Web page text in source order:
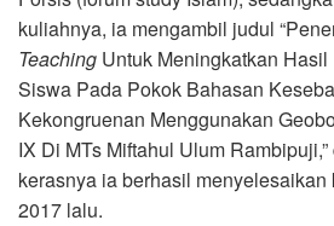
kuliahnya, ia mengambil judul
Teaching Untuk Meningkatkan
Siswa Pada Pokok Bahasan
Kekongruenan Menggunakan
IX Di MTs Miftahul Ulum
kerasnya ia berhasil
2017 lalu.